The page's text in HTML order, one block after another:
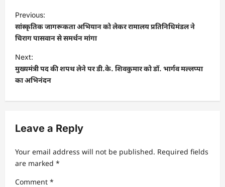
o
s
t
n
a
v
g
a
t
i
Previous:
सांस्कृतिक जागरूकता अभियान को लेकर रामालय प्रतिनिधिमंडल ने
चिराग पासवान से समर्थन मांगा
Next:
मुख्यमंत्री पद की शपथ लेने पर डी.के. शिवकुमार को डॉ. भार्गव मल्लप्पा
का अभिनंदन
Leave a Reply
Your email address will not be published. Required fields
are marked *
Comment *